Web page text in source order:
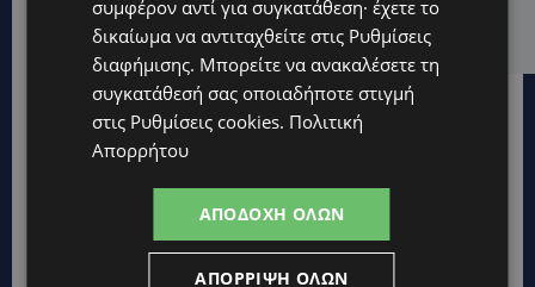
ΕΤΟΙΜΑΣΤΕΙΤΕ ΓΙΑ ΚΑΘΥΣΤΕΡΗΣΕΙΣ: Κλειστή λωρίδα
στον αυτοκινητόδρομο Αμμοχώστου – Λάρνακας
συμφέρον αντί για συγκατάθεση· έχετε το
δικαίωμα να αντιταχθείτε στις Ρυθμίσεις
διαφήμισης. Μπορείτε να ανακαλέσετε τη
συγκατάθεσή σας οποιαδήποτε στιγμή
στις Ρυθμίσεις cookies. Πολιτική
Απορρήτου
ΑΠΟΔΟΧΉ ΌΛΩΝ
ΑΠΌΡΡΙΨΗ ΌΛΩΝ